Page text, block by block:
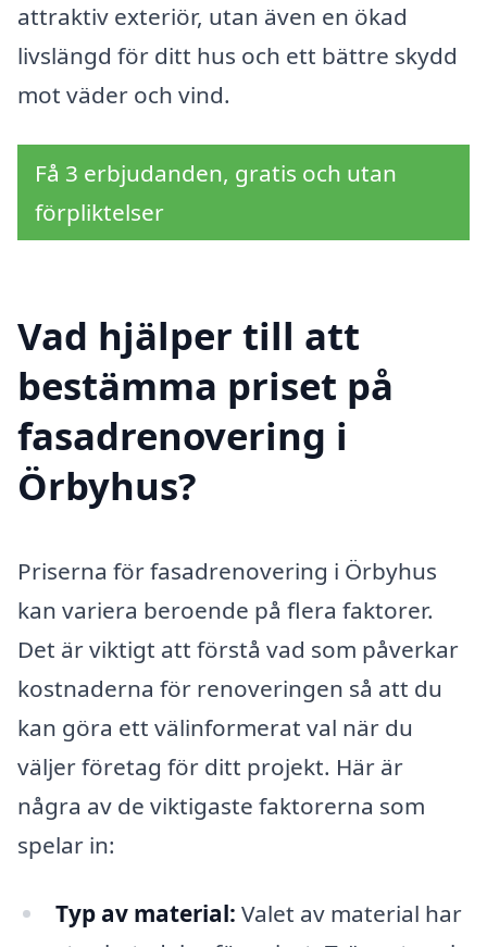
attraktiv exteriör, utan även en ökad
livslängd för ditt hus och ett bättre skydd
mot väder och vind.
Få 3 erbjudanden, gratis och utan
förpliktelser
Vad hjälper till att
bestämma priset på
fasadrenovering i
Örbyhus?
Priserna för fasadrenovering i Örbyhus
kan variera beroende på flera faktorer.
Det är viktigt att förstå vad som påverkar
kostnaderna för renoveringen så att du
kan göra ett välinformerat val när du
väljer företag för ditt projekt. Här är
några av de viktigaste faktorerna som
spelar in:
Typ av material: Valet av material har